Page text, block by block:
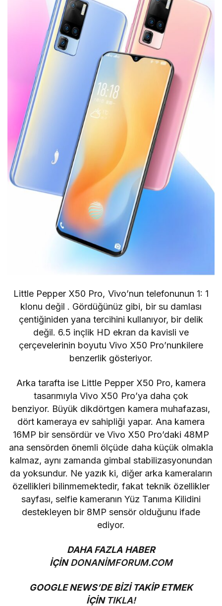
Little Pepper X50 Pro, Vivo’nun telefonunun 1: 1
klonu değil . Gördüğünüz gibi, bir su damlası
çentiğiniden yana tercihini kullanıyor, bir delik
değil. 6.5 inçlik HD ekran da kavisli ve
çerçevelerinin boyutu Vivo X50 Pro’nunkilere
benzerlik gösteriyor.
Arka tarafta ise Little Pepper X50 Pro, kamera
tasarımıyla Vivo X50 Pro’ya daha çok
benziyor. Büyük dikdörtgen kamera muhafazası,
dört kameraya ev sahipliği yapar. Ana kamera
16MP bir sensördür ve Vivo X50 Pro’daki 48MP
ana sensörden önemli ölçüde daha küçük olmakla
kalmaz, aynı zamanda gimbal stabilizasyonundan
da yoksundur. Ne yazık ki, diğer arka kameraların
özellikleri bilinmemektedir, fakat teknik özellikler
sayfası, selfie kameranın Yüz Tanıma Kilidini
destekleyen bir 8MP sensör olduğunu ifade
ediyor.
DAHA FAZLA HABER
İÇİNDONANİMFORUM.COM
GOOGLE NEWS’DE BİZİ TAKİP ETMEK
İÇİN TIKLA!